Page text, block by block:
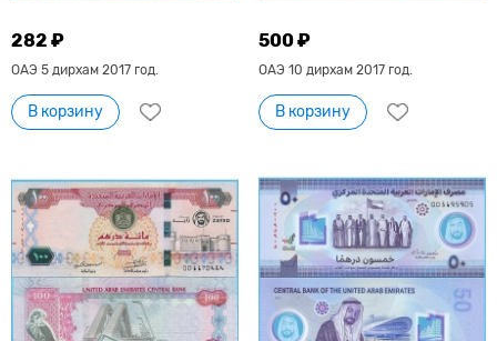
282 ₽
ОАЭ 5 дирхам 2017 год.
В корзину
500 ₽
ОАЭ 10 дирхам 2017 год.
В корзину